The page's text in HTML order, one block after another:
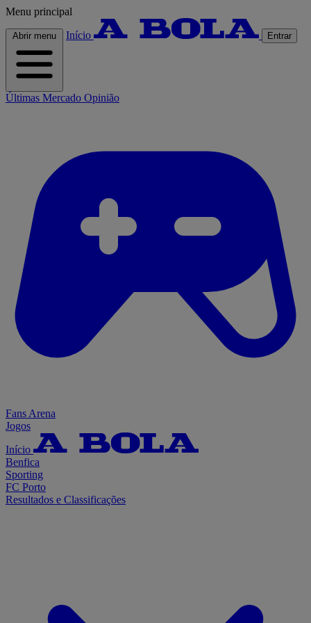
Menu principal
Abrir menu Início Entrar
Últimas Mercado Opinião
Fans Arena
Jogos
Início
Benfica
Sporting
FC Porto
Resultados e Classificações